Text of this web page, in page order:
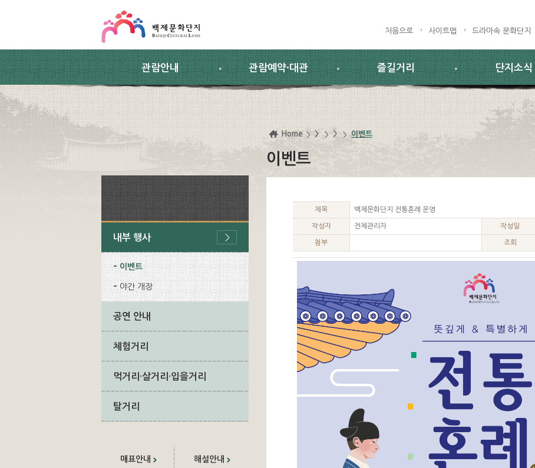
처음으로 사이트맵 드라마속 문화단지
관람안내 관람예약·대관 즐길거리 단지소식
내부 행사
이벤트
야간 개장
공연 안내
체험거리
먹거리·살거리·입을거리
탈거리
매표안내 해설안내
Home > > 이벤트
이벤트
제목 백제문화단지 전통혼례 운영
작성자 전체관리자 작성일
첨부 조회